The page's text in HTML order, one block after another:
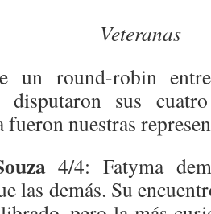
Veteranas
un round-robin
disputaron sus
nuestras
4/4: Fatyma
las demás. Su